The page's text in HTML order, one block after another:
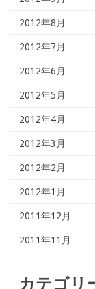
2012年8月
2012年7月
2012年6月
2012年5月
2012年4月
2012年3月
2012年2月
2012年1月
2011年12月
2011年11月
カテゴリ